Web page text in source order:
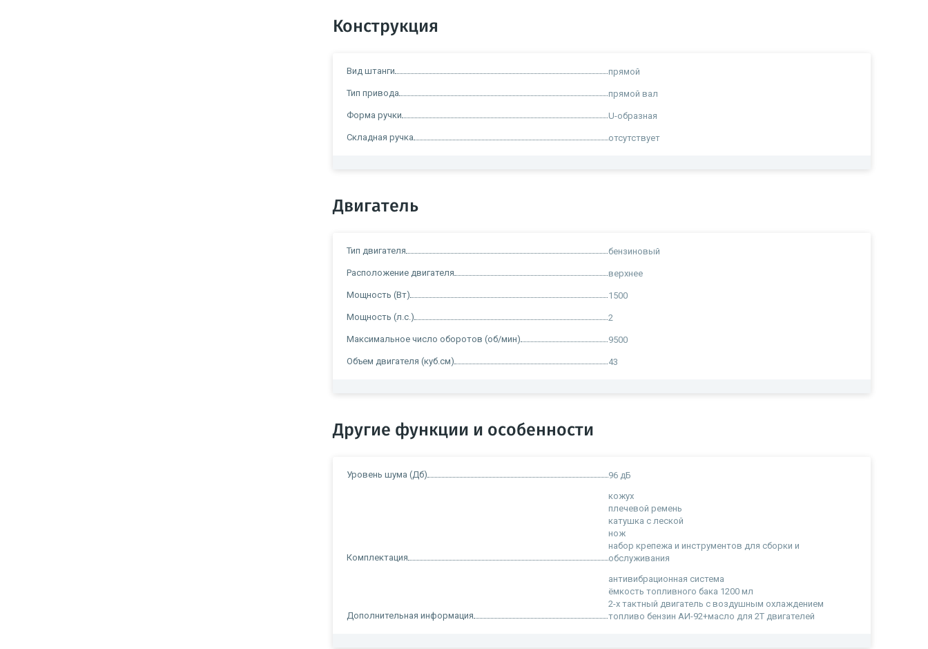
Конструкция
Вид штанги прямой
Тип привода прямой вал
Форма ручки U-образная
Складная ручка отсутствует
Двигатель
Тип двигателя бензиновый
Расположение двигателя верхнее
Мощность (Вт) 1500
Мощность (л.с.) 2
Максимальное число оборотов (об/мин) 9500
Объем двигателя (куб.см) 43
Другие функции и особенности
Уровень шума (Дб) 96 дБ
Комплектация
кожух
плечевой ремень
катушка с леской
нож
набор крепежа и инструментов для сборки и
обслуживания
Дополнительная информация
антивибрационная система
ёмкость топливного бака 1200 мл
2-х тактный двигатель с воздушным охлаждением
топливо бензин АИ-92+масло для 2Т двигателей